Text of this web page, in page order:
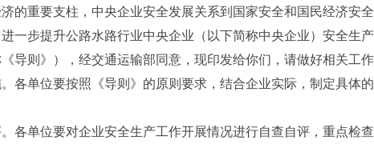
重要支柱，中央企业安全发展关系到国家安全和国民经济安
一步提升公路水路行业中央企业（以下简称中央企业）安全生
导则》），经交通运输部同意，现印发给你们，请做好相关工作
单位要按照《导则》的原则要求，结合企业实际，制定具体
单位要对企业安全生产工作开展情况进行自查自评，重点检